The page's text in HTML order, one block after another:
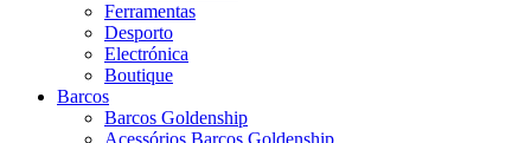
Ferramentas
Desporto
Electrónica
Boutique
Barcos
Barcos Goldenship